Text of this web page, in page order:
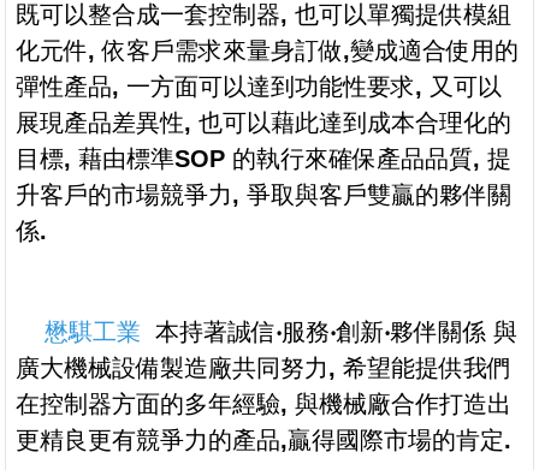
既可以整合成一套控制器, 也可以單獨提供模組
化元件,依客戶需求來量身訂做,變成適合使用的
彈性產品, 一方面可以達到功能性要求, 又可以
展現產品差異性, 也可以藉此達到成本合理化的
目標, 藉由標準SOP 的執行來確保產品品質, 提
升客戶的市場競爭力, 爭取與客戶雙贏的夥伴關
係.
懋騏工業 本持著誠信‧服務‧創新‧夥伴關係 與
廣大機械設備製造廠共同努力, 希望能提供我們
在控制器方面的多年經驗, 與機械廠合作打造出
更精良更有競爭力的產品,贏得國際市場的肯定.